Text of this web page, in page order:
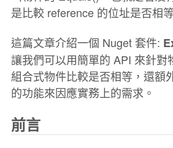
是比較 reference 的位址是否相
這篇文章介紹一個 Nuget 套件:
讓我們可以用簡單的 API 來針對
組合式物件比較是否相等，還額
的功能來因應實務上的需求。
前言